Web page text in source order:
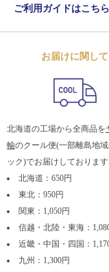
ご利用ガイドはこちら
お届けに関して
北海道の工場から全商品を
輸のクール便(一部離島地
ック)でお届けしております
北海道：650円
東北：950円
関東：1,050円
信越・北陸・東海：
近畿・中国・四国：
九州：1,300円